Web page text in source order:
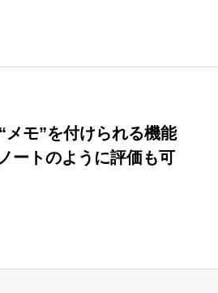
モ”を付けられる機能
ートのように評価も可